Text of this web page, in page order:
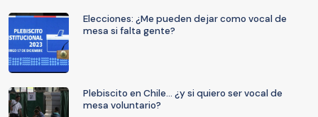
Elecciones: ¿Me pueden dejar como vocal de
mesa si falta gente?
Plebiscito en Chile... ¿y si quiero ser vocal de
mesa voluntario?